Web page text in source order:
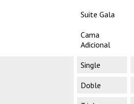
Suite Gala
Cama
Adicional
Single
Doble